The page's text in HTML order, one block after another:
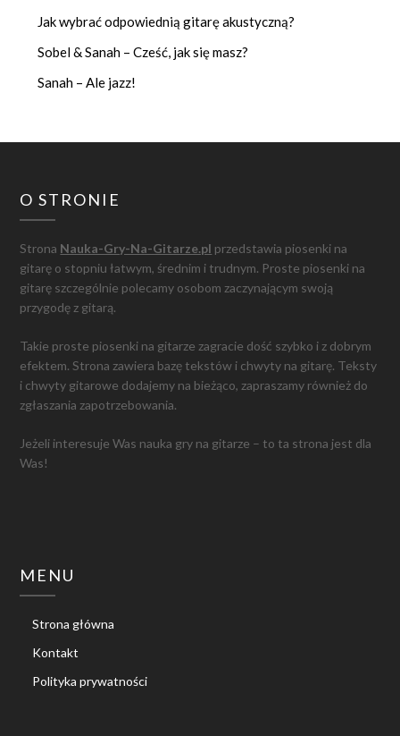
Jak wybrać odpowiednią gitarę akustyczną?
Sobel & Sanah – Cześć, jak się masz?
Sanah – Ale jazz!
O STRONIE
Strona Nauka-Gry-Na-Gitarze.pl przedstawia piosenki na
gitarę o stopniu łatwym, średnim i trudnym. Proste piosenki na
gitarę szczególnie polecamy osobom zaczynającym swoją
przygodę z gitarą.
Takie proste piosenki na gitarze zagracie dość szybko i z dobrym
efektem. Strona zawiera bazę tekstów i chwyty na gitarę. Teksty
i chwyty gitarowe dodajemy na bieżąco, zapraszamy również do
zgłaszania zapotrzebowania.
Jeżeli interesuje Was nauka gry na gitarze – to ta strona jest dla
Was!
MENU
Strona główna
Kontakt
Polityka prywatności